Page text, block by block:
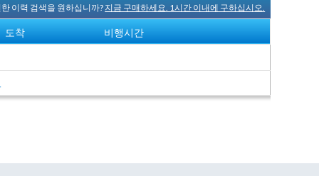
이력 검색을 원하십니까? 지금 구매하세요. 1시간 이내에 구하십시오.
도착 비행시간